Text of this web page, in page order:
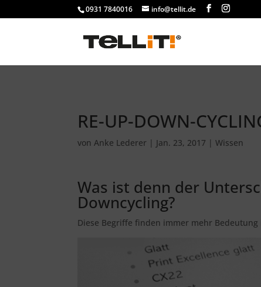
################# SINGLE
0931 7840016 info@tellit.de
RE-UP-DOWN-
von Anke Lederer | Jan. 23, 2017 | Wissen
Was ist denn der
Downcycling?
Diese Begriffe finden immer mehr